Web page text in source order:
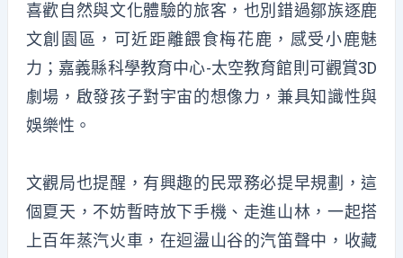
喜歡自然與文化體驗的旅客，也別錯過鄒族逐鹿
文創園區，可近距離餵食梅花鹿，感受小鹿魅
力；嘉義縣科學教育中心-太空教育館則可觀賞3D
劇場，啟發孩子對宇宙的想像力，兼具知識性與
娛樂性。
文觀局也提醒，有興趣的民眾務必提早規劃，這
個夏天，不妨暫時放下手機、走進山林，一起搭
上百年蒸汽火車，在迴盪山谷的汽笛聲中，收藏